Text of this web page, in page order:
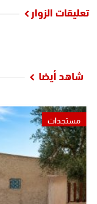
تعليقات الزوار
شاهد أيضا
مستجدات